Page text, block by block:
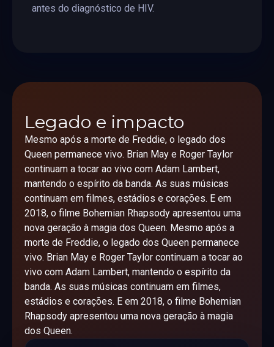
antes do diagnóstico de HIV.
Legado e impacto
Mesmo após a morte de Freddie, o legado dos
Queen permanece vivo. Brian May e Roger Taylor
continuam a tocar ao vivo com Adam Lambert,
mantendo o espírito da banda. As suas músicas
continuam em filmes, estádios e corações. E em
2018, o filme Bohemian Rhapsody apresentou uma
nova geração à magia dos Queen. Mesmo após a
morte de Freddie, o legado dos Queen permanece
vivo. Brian May e Roger Taylor continuam a tocar ao
vivo com Adam Lambert, mantendo o espírito da
banda. As suas músicas continuam em filmes,
estádios e corações. E em 2018, o filme Bohemian
Rhapsody apresentou uma nova geração à magia
dos Queen.